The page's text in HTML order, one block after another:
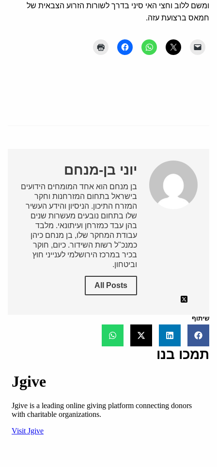
ומשם ללוב וחצי האי סיני בדרך לשורות הזרוע הצבאית של
חמאס ברצועת עזה.
יוני בן-מנחם
בן מנחם הוא אחד המומחים הידועים
בישראל בתחום המזרחנות וחקר
המזרח התיכון. הניסיון והידע העשיר
שלו בתחום נובעים מעשרות שנים
בהן עבד כמזרחן ועיתונאי. מלבד
עבודת המחקר שלו, בן מנחם כיהן
כמנכ"ל רשות השידור. כיום, חוקר
בכיר במרכז הירושלמי לענייני חוץ
וביטחון.
All Posts
שיתוף
תמכו בנו